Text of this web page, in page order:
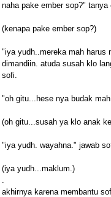
naha pake ember sop?" tanya
(kenapa pake ember sop?)
"iya yudh..mereka mah harus
dimandiin. atuda susah klo
sofi.
"oh gitu...hese nya budak
(oh gitu...susah ya klo anak
"iya yudh. wayahna." jawab
(iya yudh...maklum.)
.
akhirnya karena membantu